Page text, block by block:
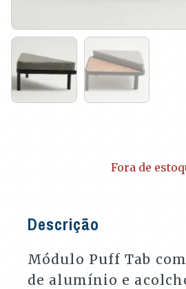
Fora de
Descrição
Módulo Puff Tab
de alumínio e